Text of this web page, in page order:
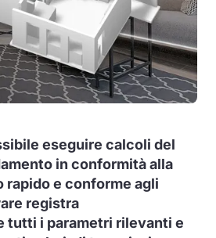
eseguire calcoli del
in conformità alla
rapido e conforme agli
registra
tutti i parametri rilevanti e